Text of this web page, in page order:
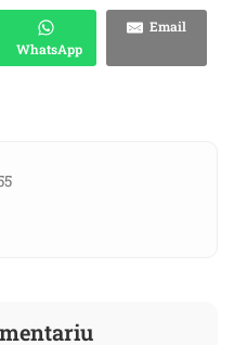
WhatsApp
Email